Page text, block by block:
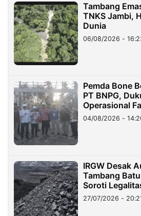
Tambang
TNKS Jambi,
Dunia
06/08/2026 -
Pemda Bone
PT BNPG,
Operasional
04/08/2026 -
IRGW Desak
Tambang
Soroti
Stockpile
27/07/2026 -